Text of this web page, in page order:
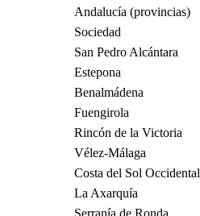
Andalucía (provincias)
Sociedad
San Pedro Alcántara
Estepona
Benalmádena
Fuengirola
Rincón de la Victoria
Vélez-Málaga
Costa del Sol Occidental
La Axarquía
Serranía de Ronda